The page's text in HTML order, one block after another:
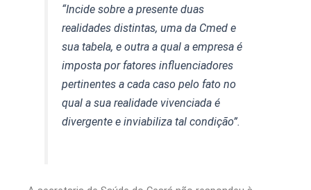
“Incide sobre a presente duas
realidades distintas, uma da Cmed e
sua tabela, e outra a qual a empresa é
imposta por fatores influenciadores
pertinentes a cada caso pelo fato no
qual a sua realidade vivenciada é
divergente e inviabiliza tal condição”.